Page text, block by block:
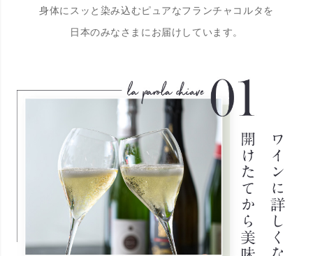
身体にスッと染み込むピュアなフランチャコルタを
日本のみなさまにお届けしています。